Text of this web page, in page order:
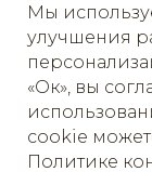
Мы
улучшения
«Ок», вы
cookie
Политике